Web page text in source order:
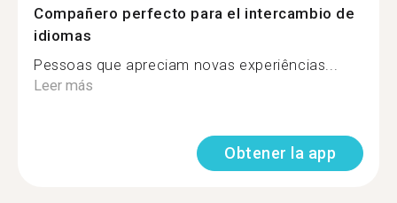
Compañero perfecto para el intercambio de
idiomas
Pessoas que apreciam novas experiências...
Leer más
Obtener la app